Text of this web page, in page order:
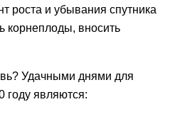
роста и убывания спутника
корнеплоды, вносить
Удачными днями для
году являются: